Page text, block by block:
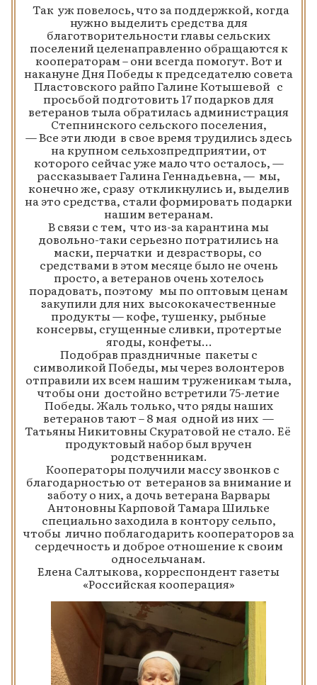
Так уж повелось, что за поддержкой, когда
нужно выделить средства для
благотворительности главы сельских
поселений целенаправленно обращаются к
кооператорам – они всегда помогут. Вот и
накануне Дня Победы к председателю совета
Пластовского райпо Галине Котышевой с
просьбой подготовить 17 подарков для
ветеранов тыла обратилась администрация
Степнинского сельского поселения,
— Все эти люди в свое время трудились здесь
на крупном сельхозпредприятии, от
которого сейчас уже мало что осталось, —
рассказывает Галина Геннадьевна, — мы,
конечно же, сразу откликнулись и, выделив
на это средства, стали формировать подарки
нашим ветеранам.
В связи с тем, что из-за карантина мы
довольно-таки серьезно потратились на
маски, перчатки и дезрастворы, со
средствами в этом месяце было не очень
просто, а ветеранов очень хотелось
порадовать, поэтому мы по оптовым ценам
закупили для них высококачественные
продукты — кофе, тушенку, рыбные
консервы, сгущенные сливки, протертые
ягоды, конфеты…
Подобрав праздничные пакеты с
символикой Победы, мы через волонтеров
отправили их всем нашим труженикам тыла,
чтобы они достойно встретили 75-летие
Победы. Жаль только, что ряды наших
ветеранов тают – 8 мая одной из них —
Татьяны Никитовны Скуратовой не стало. Её
продуктовый набор был вручен
родственникам.
Кооператоры получили массу звонков с
благодарностью от ветеранов за внимание и
заботу о них, а дочь ветерана Варвары
Антоновны Карповой Тамара Шильке
специально заходила в контору сельпо,
чтобы лично поблагодарить кооператоров за
сердечность и доброе отношение к своим
односельчанам.
Елена Салтыкова, корреспондент газеты
«Российская кооперация»